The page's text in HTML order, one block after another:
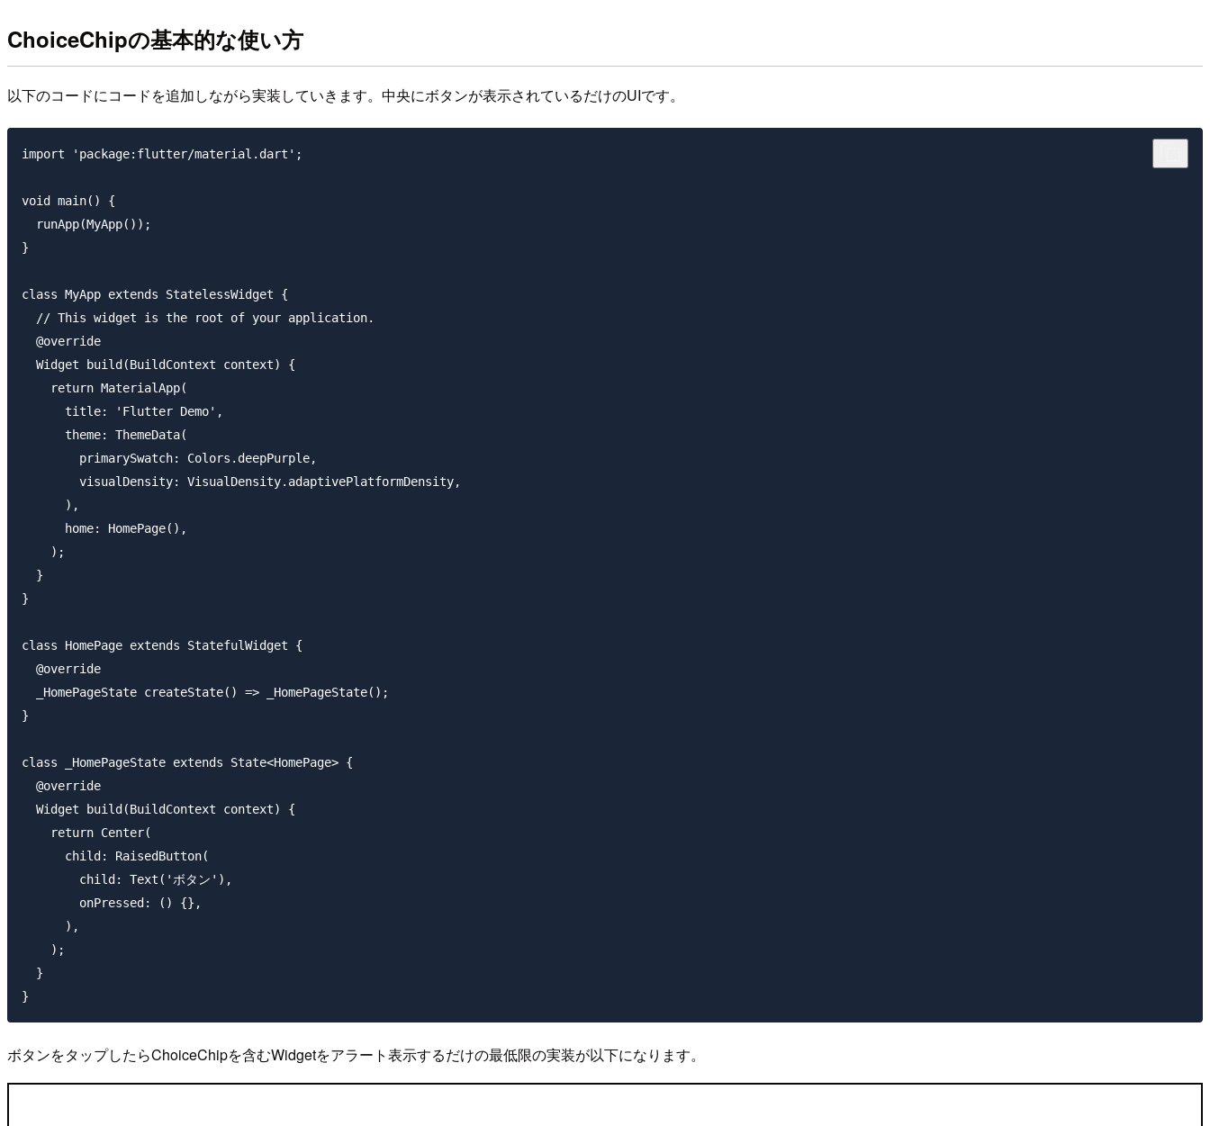
ChoiceChipの基本的な使い方
以下のコードにコードを追加しながら実装していきます。中央にボタンが表示されているだけのUIです。
import 'package:flutter/material.dart';
void main() {
  runApp(MyApp());
}
class MyApp extends StatelessWidget {
  // This widget is the root of your application.
  @override
  Widget build(BuildContext context) {
    return MaterialApp(
      title: 'Flutter Demo',
      theme: ThemeData(
        primarySwatch: Colors.deepPurple,
        visualDensity: VisualDensity.adaptivePlatformDensity,
      ),
      home: HomePage(),
    );
  }
}
class HomePage extends StatefulWidget {
  @override
  _HomePageState createState() => _HomePageState();
}
class _HomePageState extends State<HomePage> {
  @override
  Widget build(BuildContext context) {
    return Center(
      child: RaisedButton(
        child: Text('ボタン'),
        onPressed: () {},
      ),
    );
  }
ボタンをタップしたらChoiceChipを含むWidgetをアラート表示するだけの最低限の実装が以下になります。